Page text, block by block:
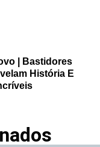
| Bastidores
História E